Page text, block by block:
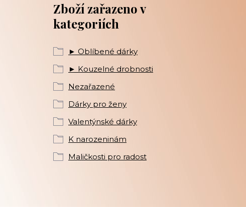
Zboží zařazeno v
kategoriích
► Oblíbené dárky
► Kouzelné drobnosti
Nezařazené
Dárky pro ženy
Valentýnské dárky
K narozeninám
Maličkosti pro radost